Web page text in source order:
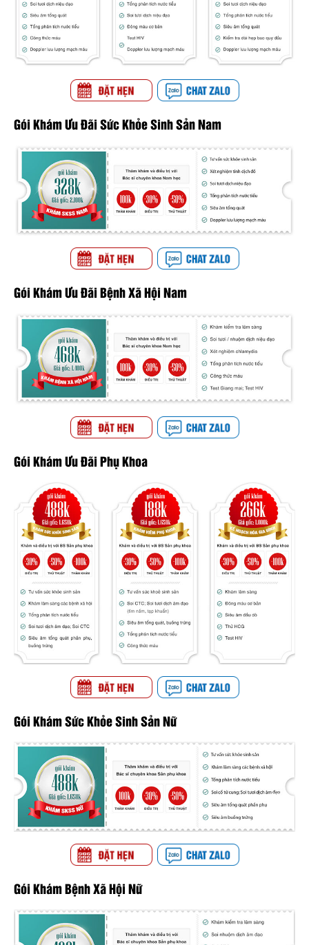
Gói Khám Ưu Đãi Sức Khỏe Sinh Sản Nam
Gói Khám Ưu Đãi Bệnh Xã Hội Nam
Gói Khám Ưu Đãi Phụ Khoa
Gói Khám Sức Khỏe Sinh Sản Nữ
Gói Khám Bệnh Xã Hội Nữ